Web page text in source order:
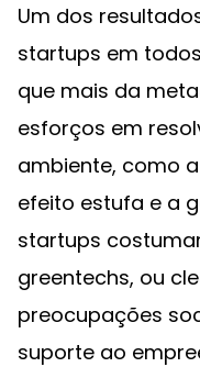
Um dos
startups em
que mais da
esforços em
ambiente, como
efeito estufa e a
startups
greentechs, ou
preocupações
suporte ao